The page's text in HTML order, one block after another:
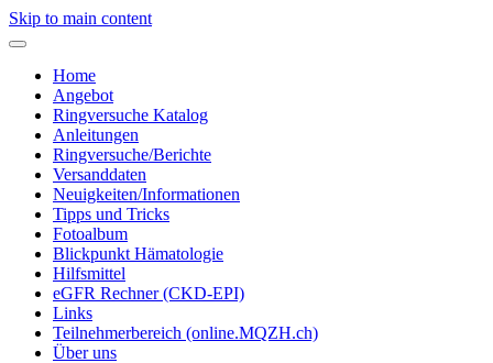
Skip to main content
Home
Angebot
Ringversuche Katalog
Anleitungen
Ringversuche/Berichte
Versanddaten
Neuigkeiten/Informationen
Tipps und Tricks
Fotoalbum
Blickpunkt Hämatologie
Hilfsmittel
eGFR Rechner (CKD-EPI)
Links
Teilnehmerbereich (online.MQZH.ch)
Über uns